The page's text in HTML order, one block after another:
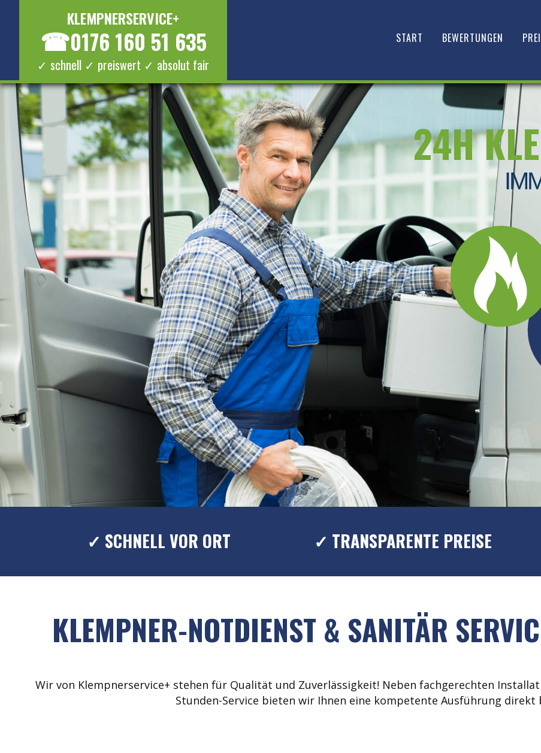
KLEMPNERSERVICE+
☎0176 160 51 635
✓ schnell ✓ preiswert ✓ absolut fair
START BEWERTUNGEN
24H
✓ SCHNELL VOR ORT ✓ TRANSPARENTE PREISE
KLEMPNER-NOTDIENST & SANITÄR
Wir von Klempnerservice+ stehen für Qualität und Zuverlässigkeit! Neben fachgerechten
Stunden-Service bieten wir Ihnen eine kompetente Ausführung direkt